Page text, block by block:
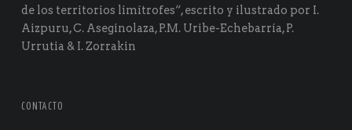
de los territorios limítrofes“, escrito y ilustrado por I.
Aizpuru, C. Aseginolaza, P.M. Uribe-Echebarría, P.
Urrutia & I. Zorrakin
CONTACTO